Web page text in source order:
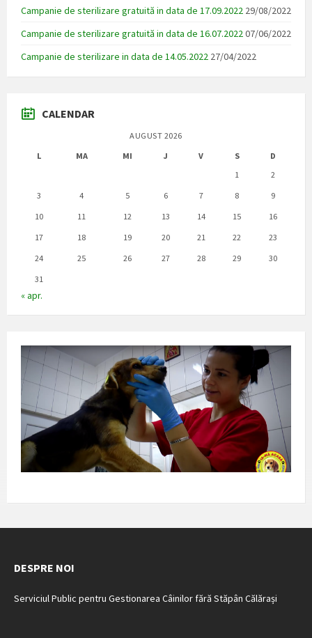
Campanie de sterilizare gratuită in data de 17.09.2022 29/08/2022
Campanie de sterilizare gratuită in data de 16.07.2022 07/06/2022
Campanie de sterilizare in data de 14.05.2022 27/04/2022
CALENDAR
AUGUST 2026
L
MA MI J V S
D
1
2
3
4 5 6 7 8
9
10
11 12 13 14 15
16
17
18 19 20 21 22
23
24
25 26 27 28 29
30
31
« apr.
DESPRE NOI
Serviciul Public pentru Gestionarea Câinilor fără Stăpân Călărași